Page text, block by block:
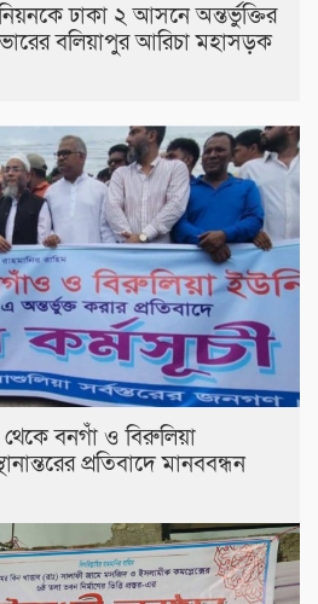
ঢাকা ২ আসনে অন্তর্ভুক্তির
বলিয়াপুর আরিচা মহাসড়ক
বনগাঁ ও বিরুলিয়া
প্রতিবাদে মানববন্ধন